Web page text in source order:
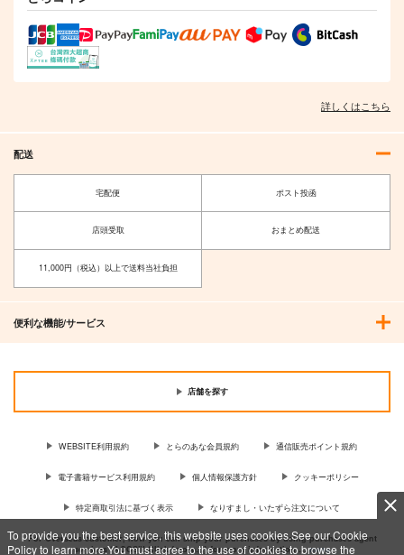
To provide you the best service, this website uses cookies.See our Cookie
Policy to learn more.You must agree to the use of cookies to browse the
詳しくはこちら
配送
宅配便 ポスト投函
店頭受取 おまとめ配送
11,000円（税込）以上で送料当社負担
便利な機能/サービス
店舗を探す
WEBSITE利用規約 とらのあな会員規約 通信販売ポイント規約
電子書籍サービス利用規約 個人情報保護方針 クッキーポリシー
特定商取引法に基づく表示 なりすまし・いたずら注文について
For Overseas customer, now you can ship your purchases by using purchases agent
services “AOCS”! Click {more…} for more information …more